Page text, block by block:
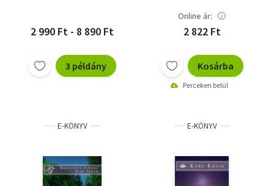
2 990 Ft - 8 890 Ft
3 példány
Online ár:
2 822 Ft
Kosárba
Perceken belül
E-KÖNYV E-KÖNYV